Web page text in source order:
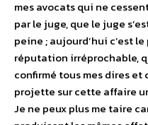
mes avocats qui ne
par le juge, que le juge
peine ; aujourd’hui c’est
réputation irréprochable,
confirmé tous mes dires
projette sur cette affaire
Je ne peux plus me taire